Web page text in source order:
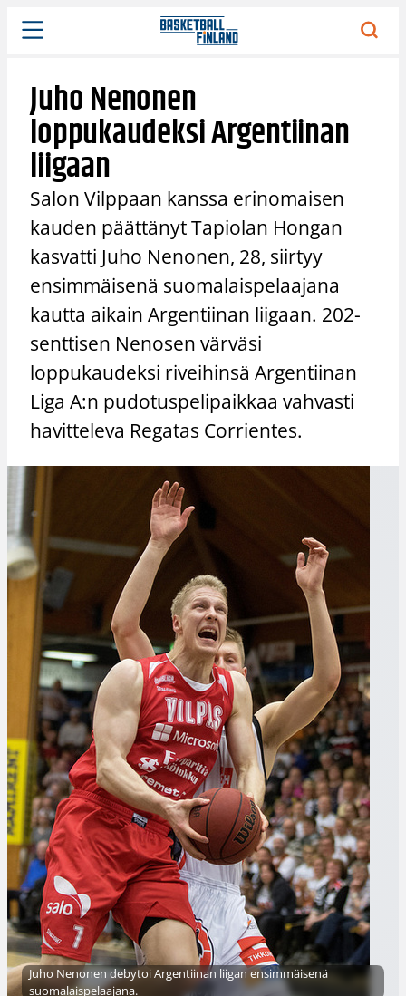
Siirry
sisältöön
Juho Nenonen
loppukaudeksi Argentiinan
liigaan
Salon Vilppaan kanssa erinomaisen
kauden päättänyt Tapiolan Hongan
kasvatti Juho Nenonen, 28, siirtyy
ensimmäisenä suomalaispelaajana
kautta aikain Argentiinan liigaan. 202-
senttisen Nenosen värväsi
loppukaudeksi riveihinsä Argentiinan
Liga A:n pudotuspelipaikkaa vahvasti
havitteleva Regatas Corrientes.
Juho Nenonen debytoi Argentiinan liigan ensimmäisenä
suomalaispelaajana.